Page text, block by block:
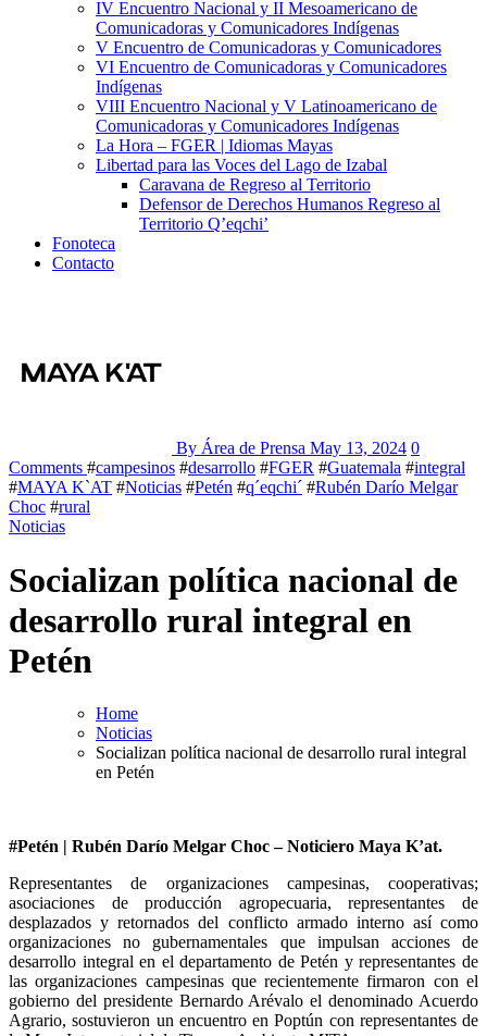
IV Encuentro Nacional y II Mesoamericano de
Comunicadoras y Comunicadores Indígenas
V Encuentro de Comunicadoras y Comunicadores
VI Encuentro de Comunicadoras y Comunicadores
Indígenas
VIII Encuentro Nacional y V Latinoamericano de
Comunicadoras y Comunicadores Indígenas
La Hora – FGER | Idiomas Mayas
Libertad para las Voces del Lago de Izabal
Caravana de Regreso al Territorio
Defensor de Derechos Humanos Regreso al
Territorio Q’eqchi’
Fonoteca
Contacto
By Área de Prensa May 13, 2024 0
Comments #campesinos #desarrollo #FGER #Guatemala #integral
#MAYA K`AT #Noticias #Petén #q´eqchi´ #Rubén Darío Melgar
Choc #rural
Noticias
Socializan política nacional de
desarrollo rural integral en
Petén
Home
Noticias
Socializan política nacional de desarrollo rural integral
en Petén
#Petén | Rubén Darío Melgar Choc – Noticiero Maya K’at.
Representantes de organizaciones campesinas, cooperativas;
asociaciones de producción agropecuaria, representantes de
desplazados y retornados del conflicto armado interno así como
organizaciones no gubernamentales que impulsan acciones de
desarrollo integral en el departamento de Petén y representantes de
las organizaciones campesinas que recientemente firmaron con el
gobierno del presidente Bernardo Arévalo el denominado Acuerdo
Agrario, sostuvieron un encuentro en Poptún con representantes de